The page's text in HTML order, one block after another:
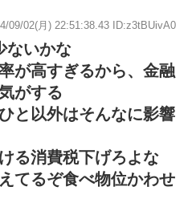
09/02(月) 22:51:38.43 ID:z3tBUivA0
ないかな
が高すぎるから、金融
がする
と以外はそんなに影響
る消費税下げろよな
てるぞ食べ物位かわせ